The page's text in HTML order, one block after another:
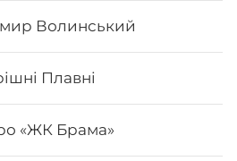
Волинський
Плавні
«ЖК Брама»